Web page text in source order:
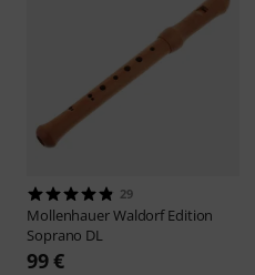
29
MollenhauerWaldorf Edition
Soprano DL
99 €